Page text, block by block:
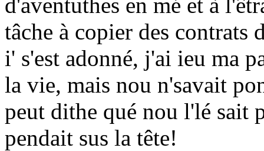
tâche à copier des
i' s'est adonné, j'ai ieu ma
la vie, mais nou n'savait
peut dithe qué nou l'lé sait
pendait sus la tête!